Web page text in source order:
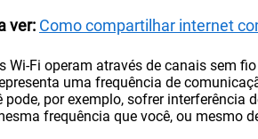
ver: Como compartilhar internet
Wi-Fi operam através de canais sem
uma frequência de
pode, por exemplo, sofrer
frequência que você, ou mesmo